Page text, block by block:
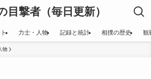
目撃者（毎日更新）
力士・人物 記録と統計 相撲の歴史 観
物